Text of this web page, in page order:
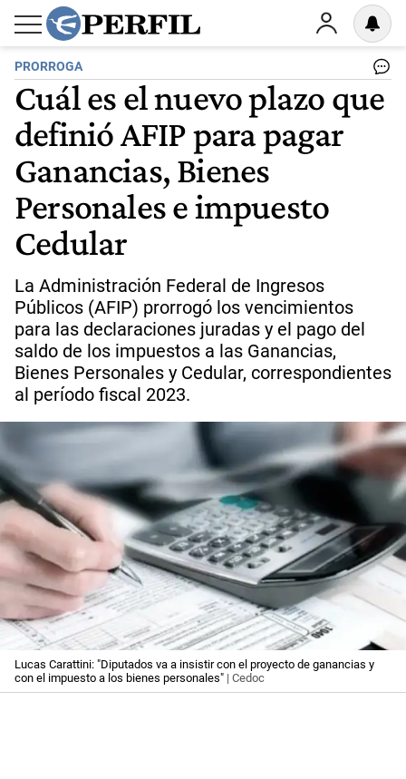
PRORROGA
Cuál es el nuevo plazo que
definió AFIP para pagar
Ganancias, Bienes
Personales e impuesto
Cedular
La Administración Federal de Ingresos
Públicos (AFIP) prorrogó los vencimientos
para las declaraciones juradas y el pago del
saldo de los impuestos a las Ganancias,
Bienes Personales y Cedular, correspondientes
al período fiscal 2023.
Lucas Carattini: "Diputados va a insistir con el proyecto de ganancias y
con el impuesto a los bienes personales" | Cedoc